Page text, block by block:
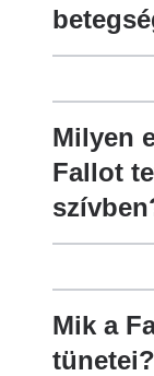
Milyen
Fallot
Mik a
tünetei?